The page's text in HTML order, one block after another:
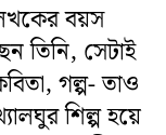
বয়স
তিনি, সেটাই
গল্প- তাও
শিল্প হয়ে